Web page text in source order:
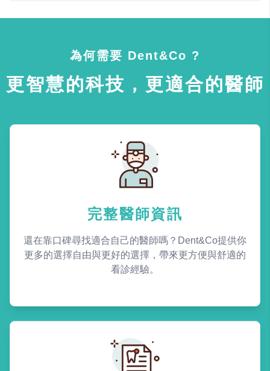
為何需要 Dent&Co ?
更智慧的科技，更適合的醫師
完整醫師資訊
還在靠口碑尋找適合自己的醫師嗎？Dent&Co提供你
更多的選擇自由與更好的選擇，帶來更方便與舒適的
看診經驗。